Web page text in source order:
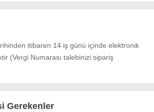
itibaren 14 iş günü içinde elektronik
(Vergi Numarası talebinizi sipariş
Gerekenler